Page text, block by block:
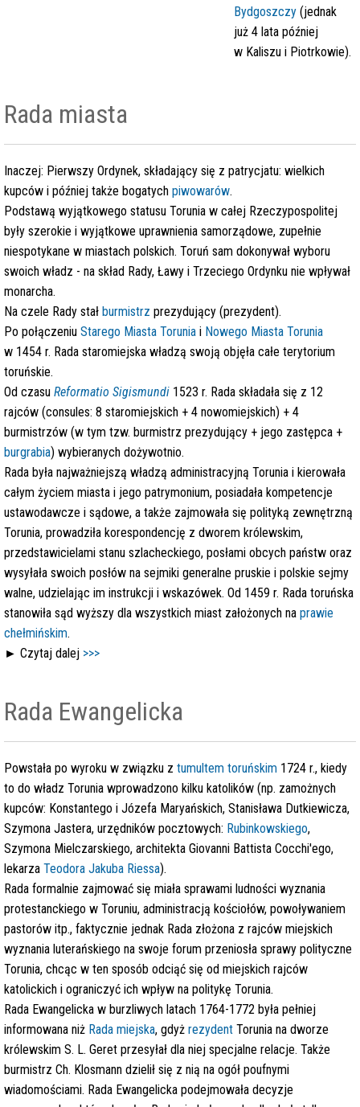
Bydgoszczy (jednak
już 4 lata później
w Kaliszu i Piotrkowie).
Rada miasta
Inaczej: Pierwszy Ordynek, składający się z patrycjatu: wielkich
kupców i później także bogatych piwowarów.
Podstawą wyjątkowego statusu Torunia w całej Rzeczypospolitej
były szerokie i wyjątkowe uprawnienia samorządowe, zupełnie
niespotykane w miastach polskich. Toruń sam dokonywał wyboru
swoich władz - na skład Rady, Ławy i Trzeciego Ordynku nie wpływał
monarcha.
Na czele Rady stał burmistrz prezydujący (prezydent).
Po połączeniu Starego Miasta Torunia i Nowego Miasta Torunia
w 1454 r. Rada staromiejska władzą swoją objęła całe terytorium
toruńskie.
Od czasu Reformatio Sigismundi 1523 r. Rada składała się z 12
rajców (consules: 8 staromiejskich + 4 nowomiejskich) + 4
burmistrzów (w tym tzw. burmistrz prezydujący + jego zastępca +
burgrabia) wybieranych dożywotnio.
Rada była najważniejszą władzą administracyjną Torunia i kierowała
całym życiem miasta i jego patrymonium, posiadała kompetencje
ustawodawcze i sądowe, a także zajmowała się polityką zewnętrzną
Torunia, prowadziła korespondencję z dworem królewskim,
przedstawicielami stanu szlacheckiego, posłami obcych państw oraz
wysyłała swoich posłów na sejmiki generalne pruskie i polskie sejmy
walne, udzielając im instrukcji i wskazówek. Od 1459 r. Rada toruńska
stanowiła sąd wyższy dla wszystkich miast założonych na prawie
chełmińskim.
► Czytaj dalej >>>
Rada Ewangelicka
Powstała po wyroku w związku z tumultem toruńskim 1724 r., kiedy
to do władz Torunia wprowadzono kilku katolików (np. zamożnych
kupców: Konstantego i Józefa Maryańskich, Stanisława Dutkiewicza,
Szymona Jastera, urzędników pocztowych: Rubinkowskiego,
Szymona Mielczarskiego, architekta Giovanni Battista Cocchi'ego,
lekarza Teodora Jakuba Riessa).
Rada formalnie zajmować się miała sprawami ludności wyznania
protestanckiego w Toruniu, administracją kościołów, powoływaniem
pastorów itp., faktycznie jednak Rada złożona z rajców miejskich
wyznania luterańskiego na swoje forum przeniosła sprawy polityczne
Torunia, chcąc w ten sposób odciąć się od miejskich rajców
katolickich i ograniczyć ich wpływ na politykę Torunia.
Rada Ewangelicka w burzliwych latach 1764-1772 była pełniej
informowana niż Rada miejska, gdyż rezydent Torunia na dworze
królewskim S. L. Geret przesyłał dla niej specjalne relacje. Także
burmistrz Ch. Klosmann dzielił się z nią na ogół poufnymi
wiadomościami. Rada Ewangelicka podejmowała decyzje